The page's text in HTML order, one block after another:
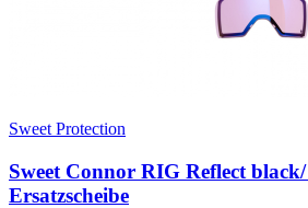
Sweet Protection
Sweet Connor RIG Reflect
Ersatzscheibe